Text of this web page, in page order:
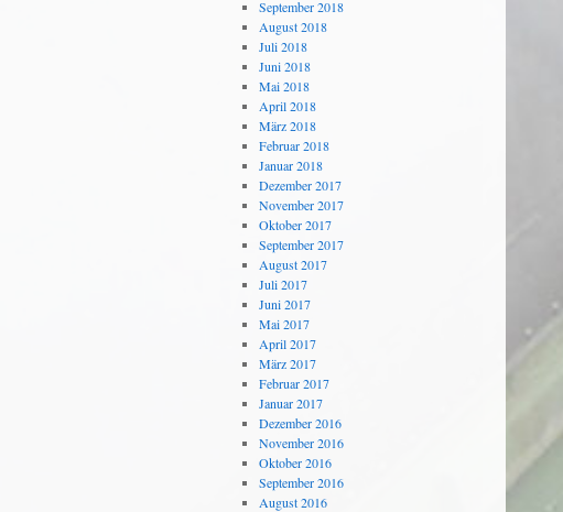
September 2018
August 2018
Juli 2018
Juni 2018
Mai 2018
April 2018
März 2018
Februar 2018
Januar 2018
Dezember 2017
November 2017
Oktober 2017
September 2017
August 2017
Juli 2017
Juni 2017
Mai 2017
April 2017
März 2017
Februar 2017
Januar 2017
Dezember 2016
November 2016
Oktober 2016
September 2016
August 2016